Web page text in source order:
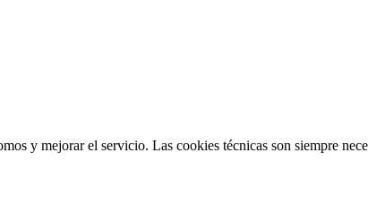
y mejorar el servicio. Las cookies técnicas son siempre